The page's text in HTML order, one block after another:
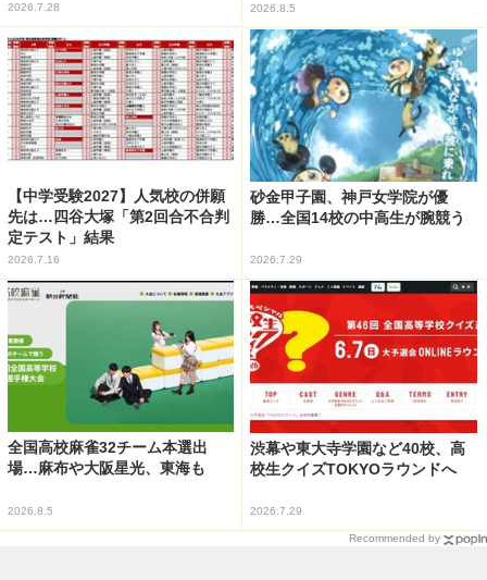
2026.7.28 2026.8.5
【中学受験2027】人気校の併願
先は…四谷大塚「第2回合不合判
定テスト」結果
2026.7.16
砂金甲子園、神戸女学院が優
勝…全国14校の中高生が腕競う
2026.7.29
全国高校麻雀32チーム本選出
場…麻布や大阪星光、東海も
2026.8.5
渋幕や東大寺学園など40校、高
校生クイズTOKYOラウンドへ
2026.7.29
Recommended by